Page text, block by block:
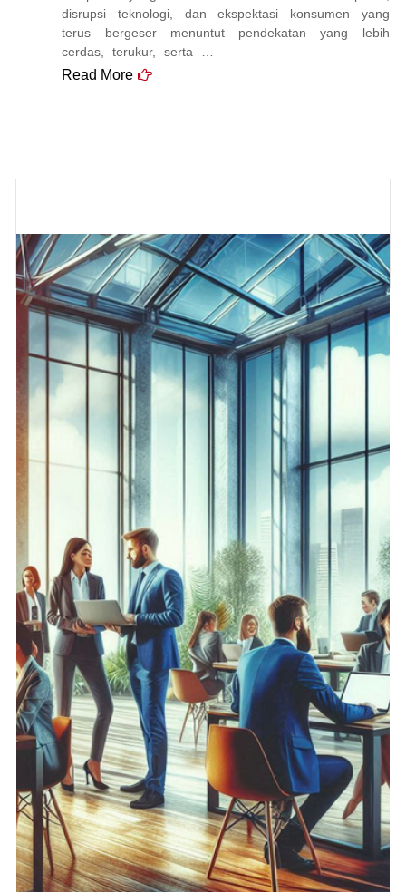
disrupsi teknologi, dan ekspektasi konsumen yang
terus bergeser menuntut pendekatan yang lebih
cerdas, terukur, serta …
Read More